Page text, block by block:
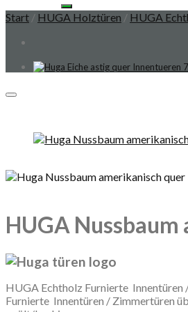
Start / HUGA Holztüren / HUGA
HUGA
HUGA Echtholz Furnierte
Furnierte Innentüren / Zimmertüren